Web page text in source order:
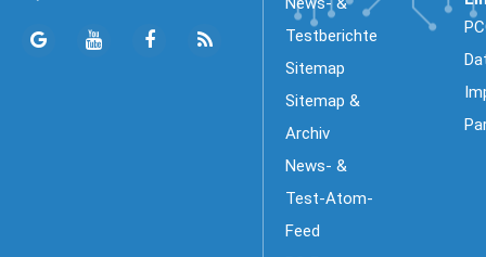
Testberichte
Sitemap
Sitemap &
Archiv
News- &
Test-Atom-
Feed